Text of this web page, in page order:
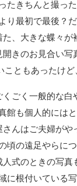
たきちんと撮っ
り最初で最後？だ
、大きな蝶々が
きのお見合い写
ともあったけ
ごく一般的な
館も個人的にはと
んはご夫婦がや
の遠足やらに
人式のときの写真
に根付いている写